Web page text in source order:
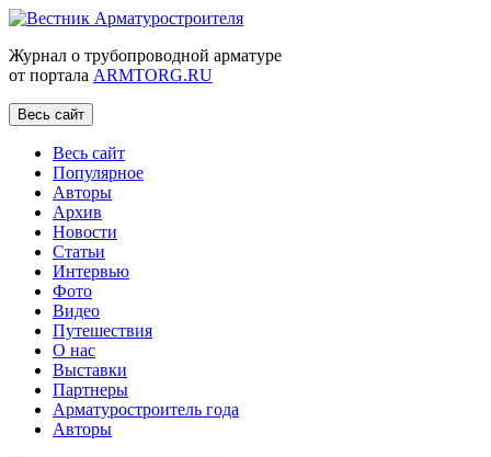
Журнал о трубопроводной арматуре
от портала ARMTORG.RU
Весь сайт
Весь сайт
Популярное
Авторы
Архив
Новости
Статьи
Интервью
Фото
Видео
Путешествия
О нас
Выставки
Партнеры
Арматуростроитель года
Авторы